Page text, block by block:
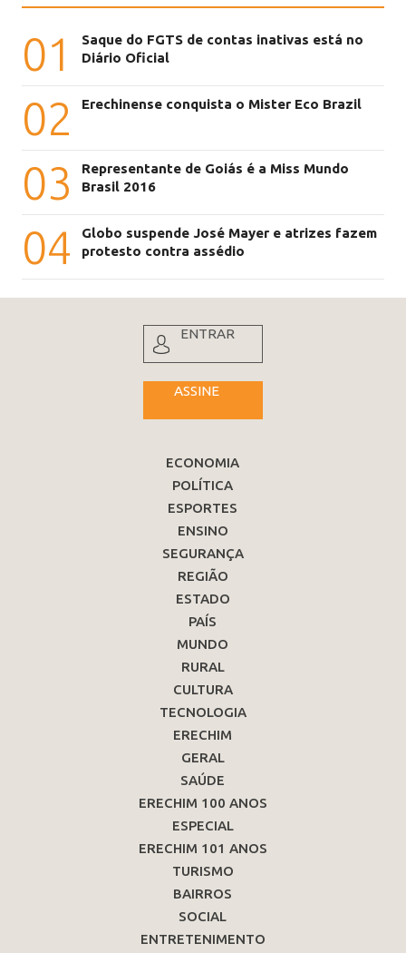
01
Saque do FGTS de contas inativas está no
Diário Oficial
02 Erechinense conquista o Mister Eco Brazil
03
Representante de Goiás é a Miss Mundo
Brasil 2016
04
Globo suspende José Mayer e atrizes fazem
protesto contra assédio
ENTRAR
ASSINE
ECONOMIA
POLÍTICA
ESPORTES
ENSINO
SEGURANÇA
REGIÃO
ESTADO
PAÍS
MUNDO
RURAL
CULTURA
TECNOLOGIA
ERECHIM
GERAL
SAÚDE
ERECHIM 100 ANOS
ESPECIAL
ERECHIM 101 ANOS
TURISMO
BAIRROS
SOCIAL
ENTRETENIMENTO